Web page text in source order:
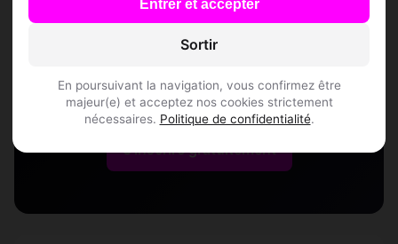
Entrer et accepter
Sortir
En poursuivant la navigation, vous confirmez être
majeur(e) et acceptez nos cookies strictement
nécessaires. Politique de confidentialité.
Affléville
alentours !
S'inscrire gratuitement